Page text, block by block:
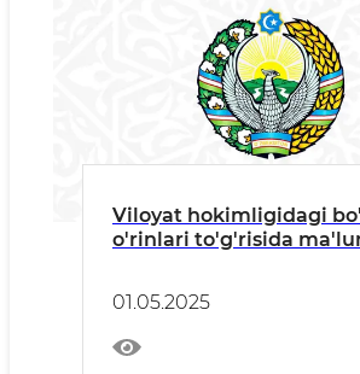
Viloyat hokimligidagi
o'rinlari to'g'risida
01.05.2025